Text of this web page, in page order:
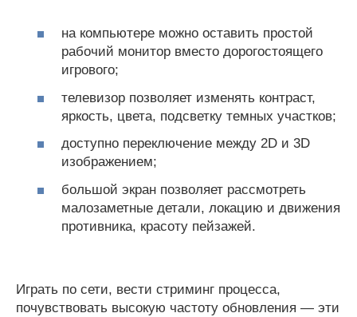
на компьютере можно оставить простой
рабочий монитор вместо дорогостоящего
игрового;
телевизор позволяет изменять контраст,
яркость, цвета, подсветку темных участков;
доступно переключение между 2D и 3D
изображением;
большой экран позволяет рассмотреть
малозаметные детали, локацию и движения
противника, красоту пейзажей.
Играть по сети, вести стриминг процесса,
почувствовать высокую частоту обновления ― эти